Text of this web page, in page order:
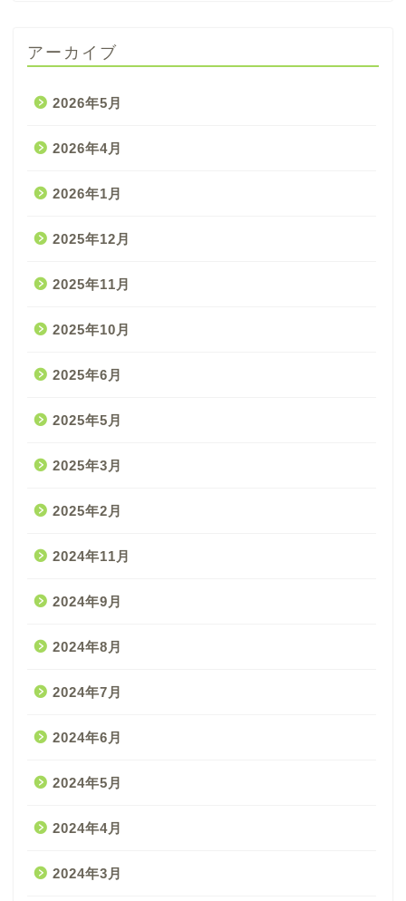
アーカイブ
2026年5月
2026年4月
2026年1月
2025年12月
2025年11月
2025年10月
2025年6月
2025年5月
2025年3月
2025年2月
2024年11月
2024年9月
2024年8月
2024年7月
2024年6月
2024年5月
2024年4月
2024年3月